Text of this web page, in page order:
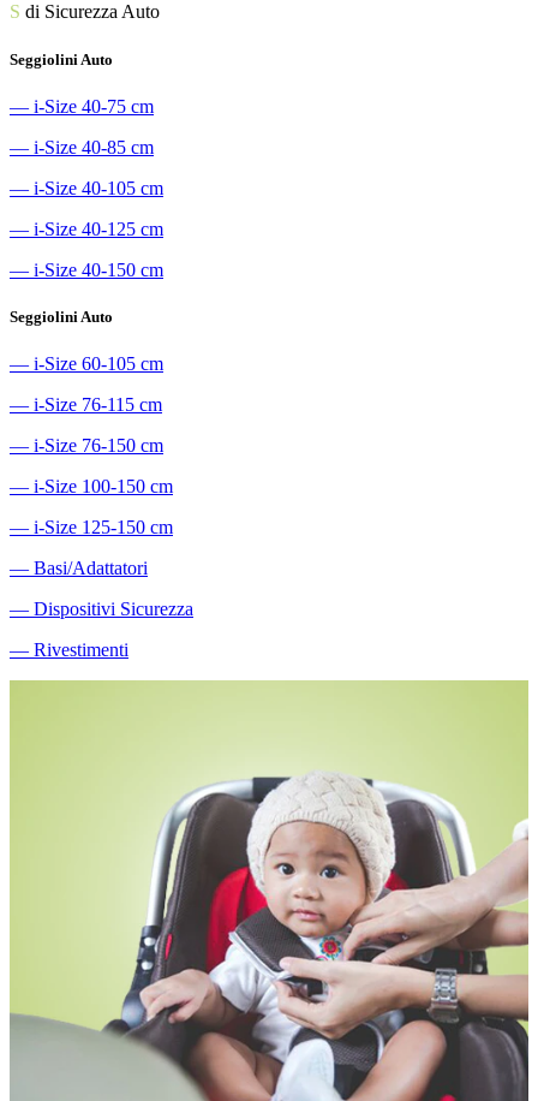
S di Sicurezza Auto
Seggiolini Auto
― i-Size 40-75 cm
― i-Size 40-85 cm
― i-Size 40-105 cm
― i-Size 40-125 cm
― i-Size 40-150 cm
Seggiolini Auto
― i-Size 60-105 cm
― i-Size 76-115 cm
― i-Size 76-150 cm
― i-Size 100-150 cm
― i-Size 125-150 cm
― Basi/Adattatori
― Dispositivi Sicurezza
― Rivestimenti